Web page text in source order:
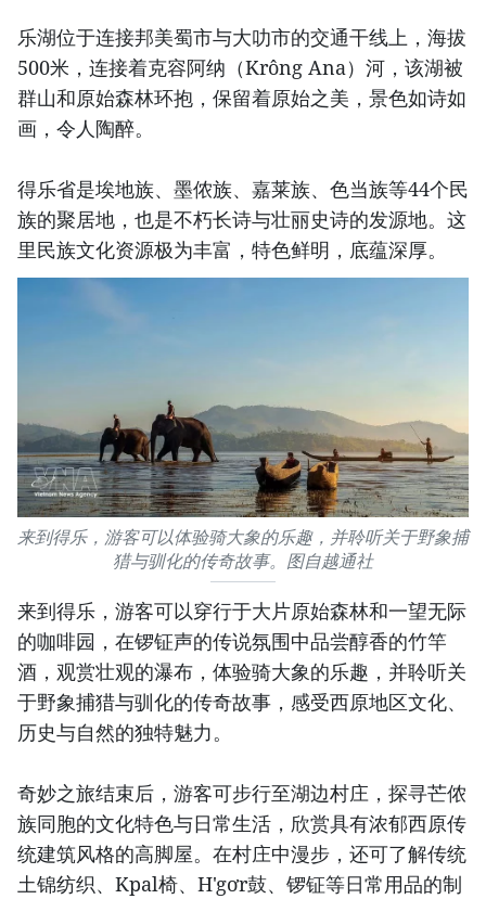
乐湖位于连接邦美蜀市与大叻市的交通干线上，海拔
500米，连接着克容阿纳（Krông Ana）河，该湖被
群山和原始森林环抱，保留着原始之美，景色如诗如
画，令人陶醉。
得乐省是埃地族、墨侬族、嘉莱族、色当族等44个民
族的聚居地，也是不朽长诗与壮丽史诗的发源地。这
里民族文化资源极为丰富，特色鲜明，底蕴深厚。
来到得乐，游客可以体验骑大象的乐趣，并聆听关于野象捕
猎与驯化的传奇故事。图自越通社
来到得乐，游客可以穿行于大片原始森林和一望无际
的咖啡园，在锣钲声的传说氛围中品尝醇香的竹竿
酒，观赏壮观的瀑布，体验骑大象的乐趣，并聆听关
于野象捕猎与驯化的传奇故事，感受西原地区文化、
历史与自然的独特魅力。
奇妙之旅结束后，游客可步行至湖边村庄，探寻芒侬
族同胞的文化特色与日常生活，欣赏具有浓郁西原传
统建筑风格的高脚屋。在村庄中漫步，还可了解传统
土锦纺织、Kpal椅、H'gơr鼓、锣钲等日常用品的制